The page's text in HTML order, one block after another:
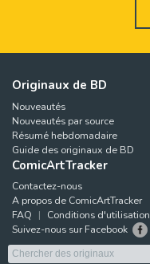
Originaux de BD
Nouveautés
Nouveautés par source
Résumé hebdomadaire
Guide des originaux de BD
ComicArtTracker
Contactez-nous
A propos de ComicArtTracker
FAQ
Conditions d'utilisation
Suivez-nous sur Facebook